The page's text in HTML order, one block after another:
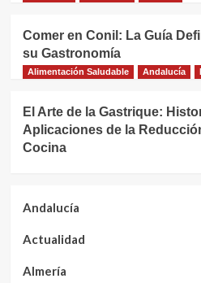
Comer en Conil: La Guía
su Gastronomía
Alimentación Saludable Andalucía
El Arte de la Gastrique:
Aplicaciones de la
Cocina
Andalucía
Actualidad
Almería